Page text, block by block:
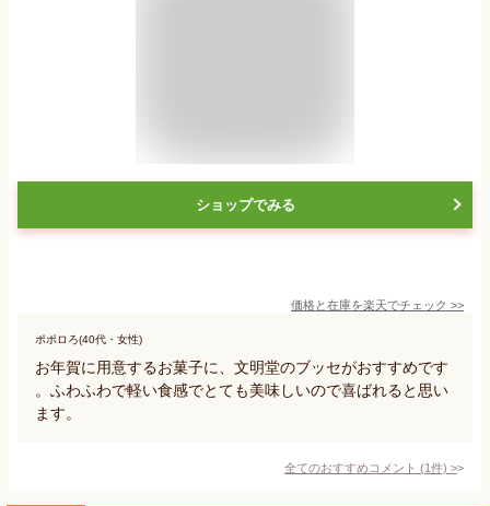
ショップでみる
価格と在庫を楽天でチェック >>
ポポロろ(40代・女性)
お年賀に用意するお菓子に、文明堂のブッセがおすすめです
。ふわふわで軽い食感でとても美味しいので喜ばれると思い
ます。
全てのおすすめコメント (1件) >